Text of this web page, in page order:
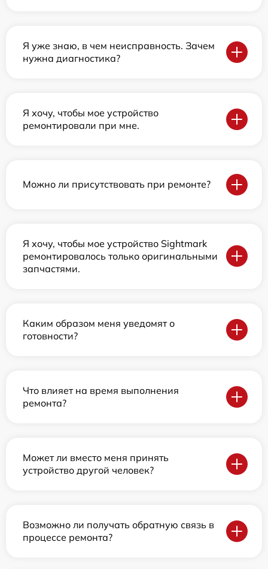
Я уже знаю, в чем неисправность. Зачем
нужна диагностика?
Я хочу, чтобы мое устройство
ремонтировали при мне.
Можно ли присутствовать при ремонте?
Я хочу, чтобы мое устройство Sightmark
ремонтировалось только оригинальными
запчастями.
Каким образом меня уведомят о
готовности?
Что влияет на время выполнения
ремонта?
Может ли вместо меня принять
устройство другой человек?
Возможно ли получать обратную связь в
процессе ремонта?